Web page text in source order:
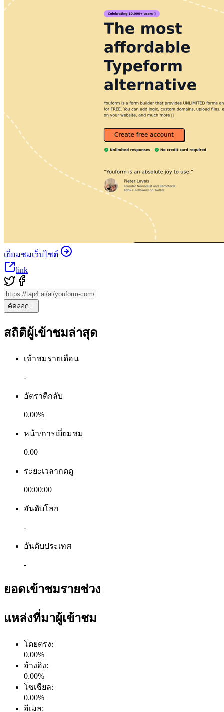
เยี่ยมชมเว็บไซต์
link
คัดลอก
สถิติผู้เข้าชมล่าสุด
เข้าชมรายเดือน
-
อัตราตีกลับ
0.00%
หน้า/การเยี่ยมชม
0.00
ระยะเวลากดดู
00:00:00
อันดับโลก
-
อันดับประเทศ
-
ยอดเข้าชมรายช่วง
แหล่งที่มาผู้เข้าชม
โดยตรง:
0.00%
อ้างอิง:
0.00%
โซเชียล:
0.00%
อีเมล: